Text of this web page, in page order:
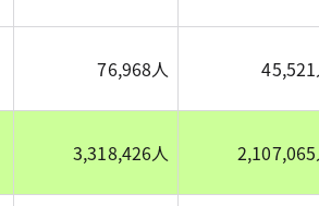
76,968人
3,318,426人